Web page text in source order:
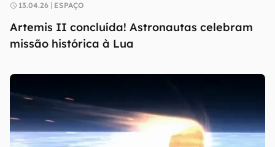
13.04.26 ESPAÇO
Artemis II concluída! Astronautas celebram
missão histórica à Lua